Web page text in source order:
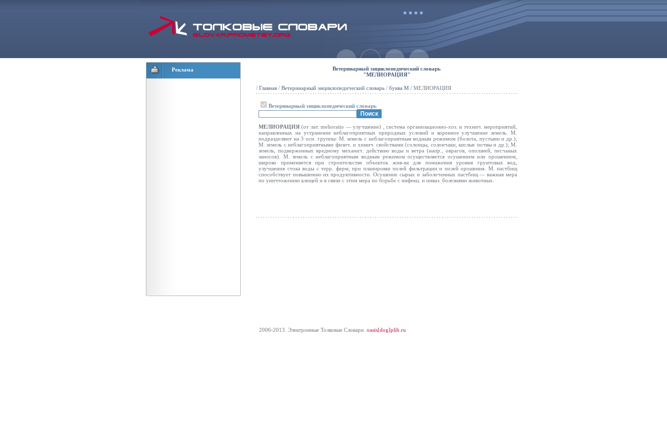
Реклама
Ветеринарный энциклопедический словарь
"МЕЛИОРАЦИЯ"
/ Главная / Ветеринарный энциклопедический словарь / буква М / МЕЛИОРАЦИЯ
Ветеринарный энциклопедический словарь
МЕЛИОРАЦИЯ(от лат. melioratio — улучшение) , система организационно-хоз. и технич. мероприятий,
направленных на устранение неблагоприятных природных условий и коренное улучшение земель. М.
подразделяют на 3 осн. группы: М. земель с неблагоприятным водным режимом (болота, пустыни и др.);
М. земель с неблагоприятными физич. и химич. свойствами (солонцы, солончаки, кислые почвы и др.); М.
земель, подверженных вредному механич. действию воды и ветра (напр., оврагов, оползней, песчаных
заносов). М. земель с неблагоприятным водным режимом осуществляется осушением или орошением,
широко применяется при строительстве объекток жив-ва для понижения уровня грунтовых вод,
улучшения стока воды с терр. ферм; при планировке полей фильтрации и полей орошения. М. пастбищ
способствует повышению их продуктивности. Осушение сырых и заболоченных пастбищ — важная мера
по уничтожению клещей и в связи с этим мера по борьбе с инфекц. и инваз. болезнями животных.
2006-2013. Электронные Толковые Cловари. oasis[dog]plib.ru